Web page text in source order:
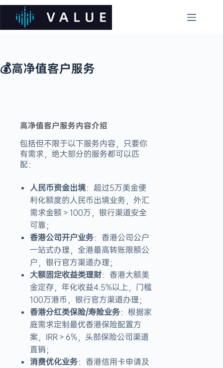
💰高净值客户服务
高净值客户服务内容介绍
包括但不限于以下服务内容，只要你
有需求，绝大部分的服务都可以匹
配：
人民币资金出境：超过5万美金便
利化额度的人民币出境业务，外汇
需求金额＞100万，银行渠道安全
可靠；
香港公司开户业务：香港公司公户
一站式办理，全港最高转账限额公
户，银行官方渠道办理；
大额固定收益类理财：香港大额美
金定存，年化收益4.5%以上，门槛
100万港币，银行官方渠道办理；
香港分红类保险/寿险业务：根据家
庭需求定制最优香港保险配置方
案，IRR＞6%，头部保险公司渠道
直销；
消费优化业务：香港信用卡申请及